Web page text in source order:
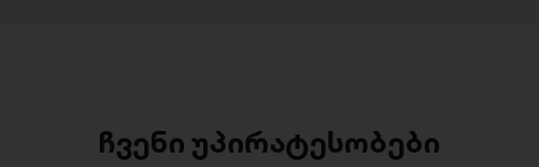
ჩვენი უპირატესობები